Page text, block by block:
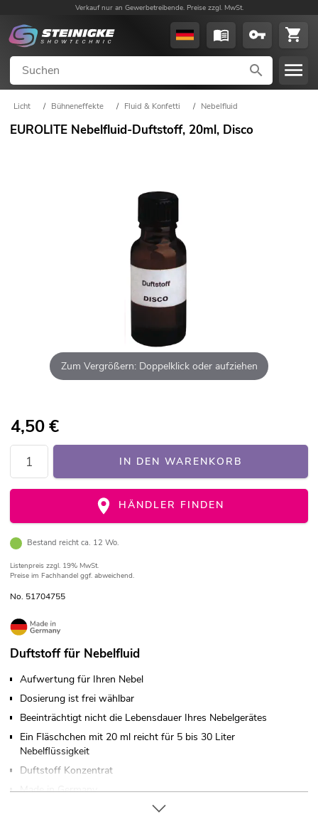
Verkauf nur an Gewerbetreibende. Preise zzgl. MwSt.
Licht / Bühneneffekte / Fluid & Konfetti / Nebelfluid
EUROLITE Nebelfluid-Duftstoff, 20ml, Disco
Zum Vergrößern: Doppelklick oder aufziehen
4,50€
IN DEN WARENKORB
HÄNDLER FINDEN
Bestand reicht ca. 12 Wo.
Listenpreis zzgl. 19% MwSt.
Preise im Fachhandel ggf. abweichend.
No. 51704755
Duftstoff für Nebelfluid
Aufwertung für Ihren Nebel
Dosierung ist frei wählbar
Beeinträchtigt nicht die Lebensdauer Ihres Nebelgerätes
Ein Fläschchen mit 20 ml reicht für 5 bis 30 Liter
Nebelflüssigkeit
Duftstoff Konzentrat
Made in Germany
Für Anwendungsgebiete wie zum Beispiel: Partykeller;